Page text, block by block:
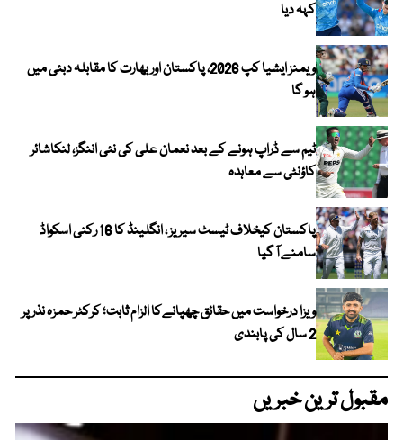
کہہ دیا
ویمنز ایشیا کپ 2026، پاکستان اور بھارت کا مقابلہ دبئی میں
ہو گا
ٹیم سے ڈراپ ہونے کے بعد نعمان علی کی نئی اننگز، لنکاشائر
کاؤنٹی سے معاہدہ
پاکستان کیخلاف ٹیسٹ سیریز ، انگلینڈ کا 16 رکنی اسکواڈ
سامنے آ گیا
ویزا درخواست میں حقائق چھپانےکا الزام ثابت؛ کرکٹر حمزہ نذر پر
2 سال کی پابندی
مقبول ترین خبریں